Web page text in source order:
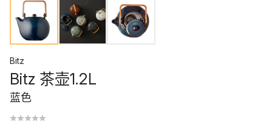
Bitz
Bitz 茶壶1.2L
蓝色